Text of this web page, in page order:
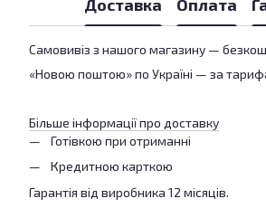
Доставка Оплата
Самовивіз з нашого магазину —
«Новою поштою» по Україні — за
Більше інформації про доставку
Готівкою при отриманні
Кредитною карткою
Гарантія від виробника 12 місяців.